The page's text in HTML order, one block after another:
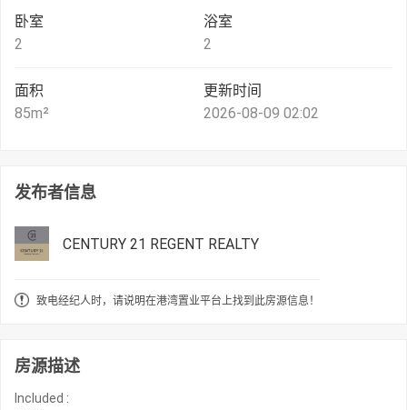
卧室
2
浴室
2
面积
85m²
更新时间
2026-08-09 02:02
发布者信息
CENTURY 21 REGENT REALTY
致电经纪人时，请说明在港湾置业平台上找到此房源信息！
房源描述
Included :